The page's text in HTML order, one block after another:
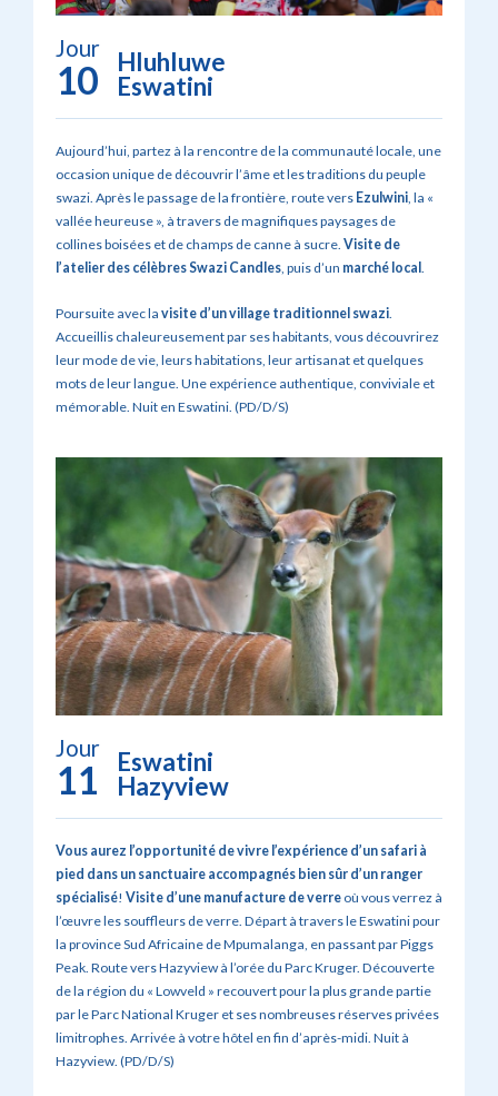
Jour
10
Hluhluwe
Eswatini
Aujourd’hui, partez à la rencontre de la communauté locale, une
occasion unique de découvrir l’âme et les traditions du peuple
swazi. Après le passage de la frontière, route vers Ezulwini , la «
vallée heureuse », à travers de magnifiques paysages de
collines boisées et de champs de canne à sucre. Visite de
l’atelier des célèbres Swazi Candles , puis d’un marché local
Poursuite avec la visite d’unvillage traditionnel swazi
Accueillis chaleureusement par ses habitants, vous découvrirez
leur mode de vie, leurs habitations, leur artisanat et quelques
mots de leur langue. Une expérience authentique, conviviale et
mémorable. Nuit en Eswatini. (PD/D/S)
Jour
11
Eswatini
Hazyview
Vous aurez l’opportunité de vivre l’expérience d’un safari à
pied dans un sanctuaire accompagnés bien sûr d’un ranger
spécialisé! Visite d’une manufacture de verre où vous verrez à
l’œuvre les souffleurs de verre. Départ à travers le Eswatini pour
la province Sud Africaine de Mpumalanga, en passant par Piggs
Peak. Route vers Hazyview à l’orée du Parc Kruger. Découverte
de la région du « Lowveld » recouvert pour la plus grande partie
par le Parc National Kruger et ses nombreuses réserves privées
limitrophes. Arrivée à votre hôtel en fin d’après-midi. Nuit à
Hazyview. (PD/D/S)